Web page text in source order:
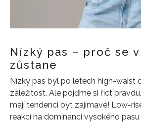
Nízký pas – proč se
zůstane
Nízký pas byl po letech high-waist
záležitost. Ale pojďme si říct
mají tendenci být zajímavé! Low-
reakcí na dominanci vysokého